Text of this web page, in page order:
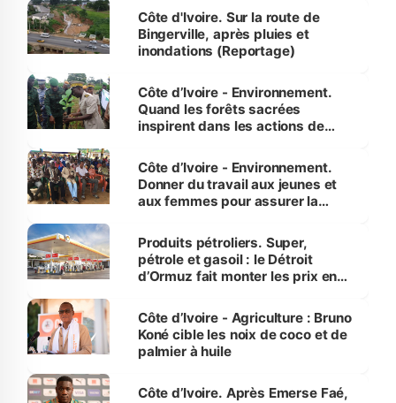
(Alassane Ouattara
Côte d'Ivoire. Sur la route de
Bingerville, après pluies et
inondations (Reportage)
Côte d’Ivoire - Environnement.
Quand les forêts sacrées
inspirent dans les actions de
Côte d’Ivoire - Environnement.
Donner du travail aux jeunes et
aux femmes pour assurer la
menacées
Produits pétroliers. Super,
pétrole et gasoil : le Détroit
d’Ormuz fait monter les prix en
Côte d’Ivoire - Agriculture : Bruno
Koné cible les noix de coco et de
palmier à huile
Côte d’Ivoire. Après Emerse Faé,